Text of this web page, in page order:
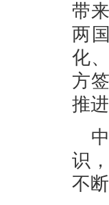
带
两
化
方
推
识
不